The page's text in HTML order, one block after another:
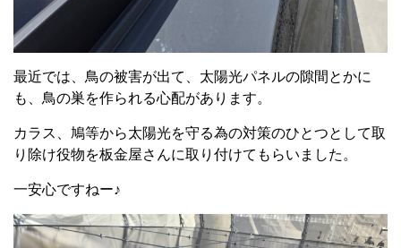
最近では、鳥の被害が出て、太陽光パネルの隙間とかに
も、鳥の巣を作られる心配があります。
カラス、鳩等から太陽光を守る為の対策のひとつとして取
り除け役物を板金屋さんに取り付けてもらいました。
一安心ですねー♪